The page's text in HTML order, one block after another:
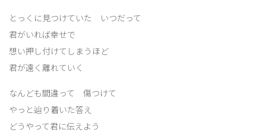
とっくに見つけていた いつだって
君がいれば幸せで
想い押し付けてしまうほど
君が遠く離れていく
なんども間違って 傷つけて
やっと辿り着いた答え
どうやって君に伝えよう